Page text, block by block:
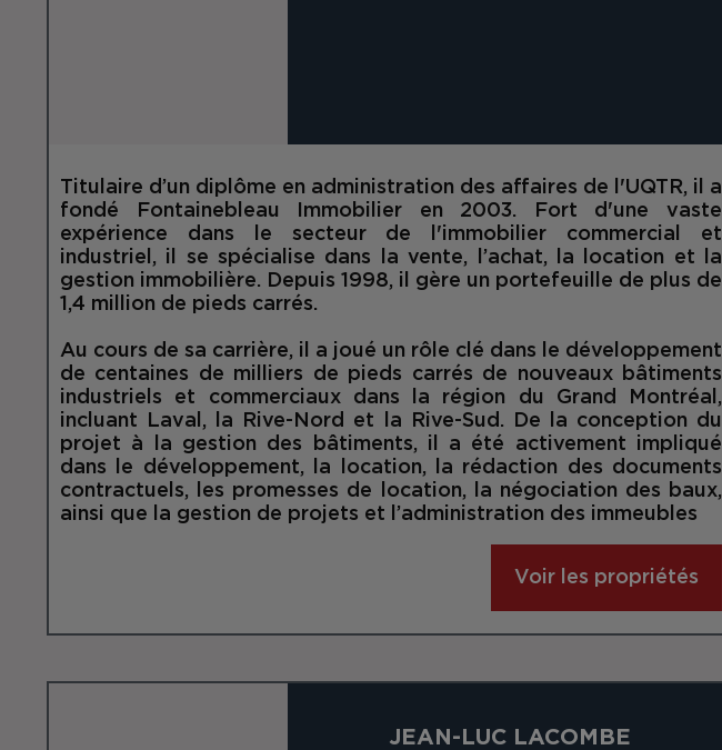
Titulaire d’un diplôme en administration des affaires de l'UQTR, il a
fondé Fontainebleau Immobilier en 2003. Fort d'une vaste
expérience dans le secteur de l'immobilier commercial et
industriel, il se spécialise dans la vente, l’achat, la location et la
gestion immobilière. Depuis 1998, il gère un portefeuille de plus de
1,4 million de pieds carrés.
Au cours de sa carrière, il a joué un rôle clé dans le développement
de centaines de milliers de pieds carrés de nouveaux bâtiments
industriels et commerciaux dans la région du Grand Montréal,
incluant Laval, la Rive-Nord et la Rive-Sud. De la conception du
projet à la gestion des bâtiments, il a été activement impliqué
dans le développement, la location, la rédaction des documents
contractuels, les promesses de location, la négociation des baux,
ainsi que la gestion de projets et l’administration des immeubles
Voir les propriétés
JEAN-LUC LACOMBE